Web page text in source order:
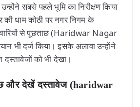
उन्होंने सबसे पहले भूमि का निरीक्षण किया
की धाम कोठी पर नगर निगम के
से पूछताछ (Haridwar Nagar
भी दर्ज किया। इसके अलावा उन्होंने
दस्तावेजों को भी देखा।
और देखें दस्तावेज (haridwar